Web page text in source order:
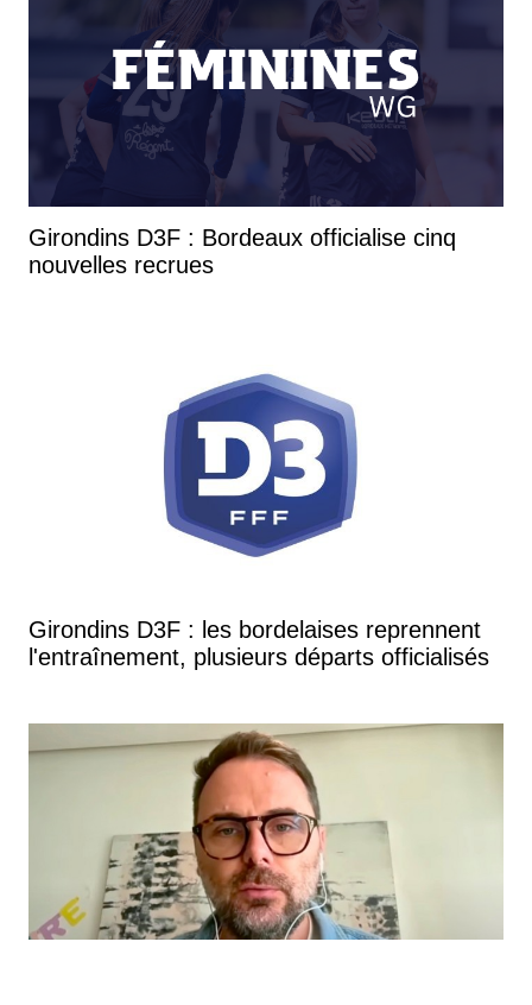
Girondins D3F : Bordeaux officialise cinq
nouvelles recrues
Girondins D3F : les bordelaises reprennent
l'entraînement, plusieurs départs officialisés